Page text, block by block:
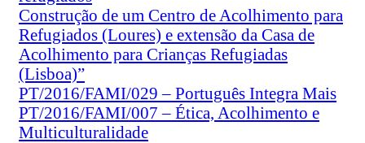
Construção de um Centro de Acolhimento para
Refugiados (Loures) e extensão da Casa de
Acolhimento para Crianças Refugiadas
(Lisboa)”
PT/2016/FAMI/029 – Português Integra Mais
PT/2016/FAMI/007 – Ética, Acolhimento e
Multiculturalidade